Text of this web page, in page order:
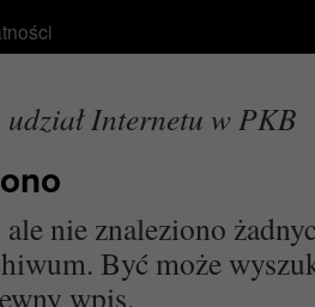
udział Internetu w PKB
ale nie znaleziono
Być może
wpis.